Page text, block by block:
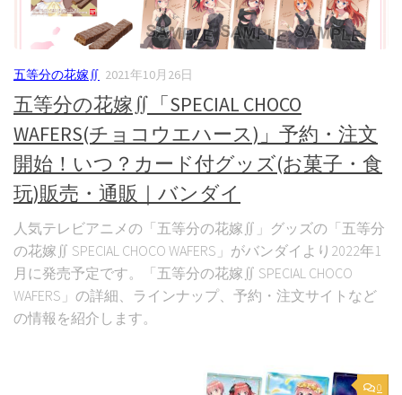
五等分の花嫁∬ 2021年10月26日
五等分の花嫁∬「SPECIAL CHOCO
WAFERS(チョコウエハース)」予約・注文
開始！いつ？カード付グッズ(お菓子・食
玩)販売・通販｜バンダイ
人気テレビアニメの「五等分の花嫁∬」グッズの「五等分
の花嫁∬ SPECIAL CHOCO WAFERS」がバンダイより2022年1
月に発売予定です。「五等分の花嫁∬ SPECIAL CHOCO
WAFERS」の詳細、ラインナップ、予約・注文サイトなど
の情報を紹介します。
0